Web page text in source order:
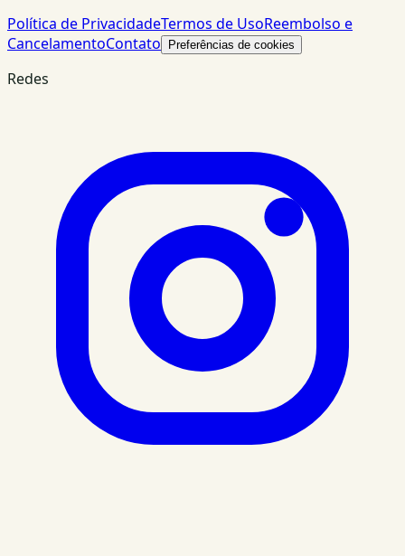
Política de PrivacidadeTermos de UsoReembolso e
CancelamentoContato Preferências de cookies
Redes